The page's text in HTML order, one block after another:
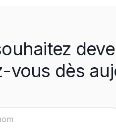
vous dès